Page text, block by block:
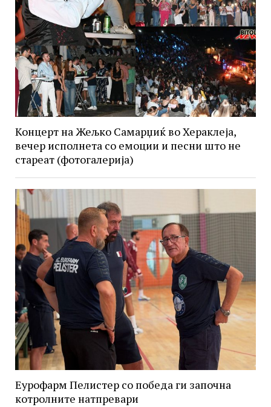
Концерт на Жељко Самарџиќ во Хераклеја,
вечер исполнета со емоции и песни што не
стареат (фотогалерија)
Еурофарм Пелистер со победа ги започна
котролните натпревари